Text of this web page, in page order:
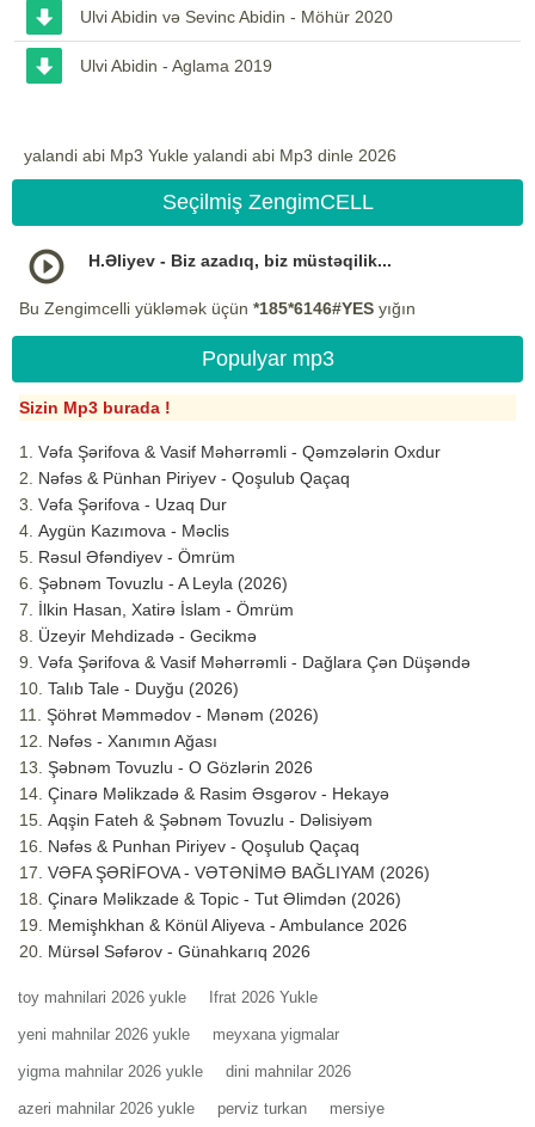
Ulvi Abidin və Sevinc Abidin - Möhür 2020
Ulvi Abidin - Aglama 2019
yalandi abi Mp3 Yukle yalandi abi Mp3 dinle 2026
Seçilmiş ZengimCELL
H.Əliyev - Biz azadıq, biz müstəqilik...
Bu Zengimcelli yükləmək üçün *185*6146#YES yığın
Populyar mp3
Sizin Mp3 burada !
Vəfa Şərifova & Vasif Məhərrəmli - Qəmzələrin Oxdur
Nəfəs & Pünhan Piriyev - Qoşulub Qaçaq
Vəfa Şərifova - Uzaq Dur
Aygün Kazımova - Məclis
Rəsul Əfəndiyev - Ömrüm
Şəbnəm Tovuzlu - A Leyla (2026)
İlkin Hasan, Xatirə İslam - Ömrüm
Üzeyir Mehdizadə - Gecikmə
Vəfa Şərifova & Vasif Məhərrəmli - Dağlara Çən Düşəndə
Talıb Tale - Duyğu (2026)
Şöhrət Məmmədov - Mənəm (2026)
Nəfəs - Xanımın Ağası
Şəbnəm Tovuzlu - O Gözlərin 2026
Çinarə Məlikzadə & Rasim Əsgərov - Hekayə
Aqşin Fateh & Şəbnəm Tovuzlu - Dəlisiyəm
Nəfəs & Punhan Piriyev - Qoşulub Qaçaq
VƏFA ŞƏRİFOVA - VƏTƏNİMƏ BAĞLIYAM (2026)
Çinarə Məlikzade & Topic - Tut Əlimdən (2026)
Memişhkhan & Könül Aliyeva - Ambulance 2026
Mürsəl Səfərov - Günahkarıq 2026
toy mahnilari 2026 yukle Ifrat 2026 Yukle
yeni mahnilar 2026 yukle meyxana yigmalar
yigma mahnilar 2026 yukle dini mahnilar 2026
azeri mahnilar 2026 yukle perviz turkan mersiye